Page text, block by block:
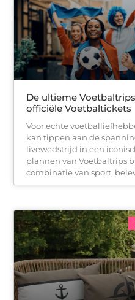
De ultieme
officiële Voetbaltickets
Voor echte
kan tippen aan de
livewedstrijd in een
plannen van Voetbaltrips
combinatie van sport,